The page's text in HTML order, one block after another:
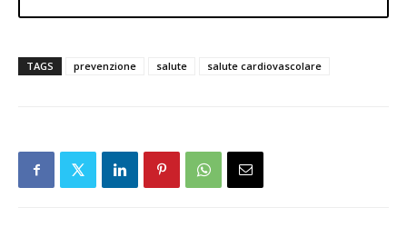
TAGS prevenzione salute salute cardiovascolare